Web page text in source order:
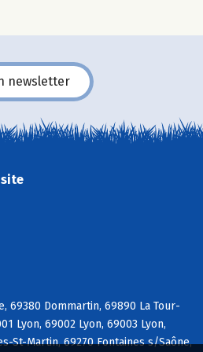
newsletter
69380 Dommartin, 69890 La Tour-
Lyon, 69002 Lyon, 69003 Lyon,
St-Martin, 69270 Fontaines s/Saône,